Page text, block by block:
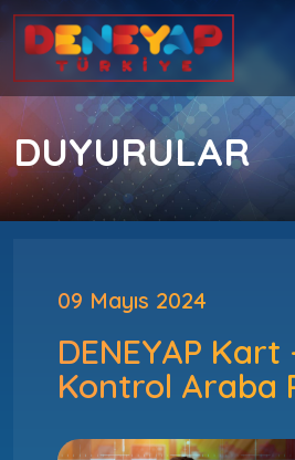
DUYURULAR
09 Mayıs 2024
DENEYAP Kart
Kontrol Araba